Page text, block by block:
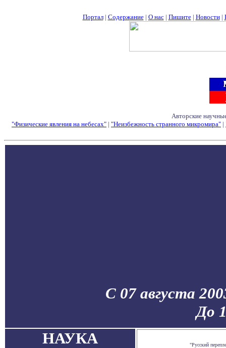
Портал| Содержание| О нас| Пишите| Новости|
Авторские
"Физические явления на небесах" | "Неизбежность странного микромира" |
С 07 августа
До
НАУКА
"Русский